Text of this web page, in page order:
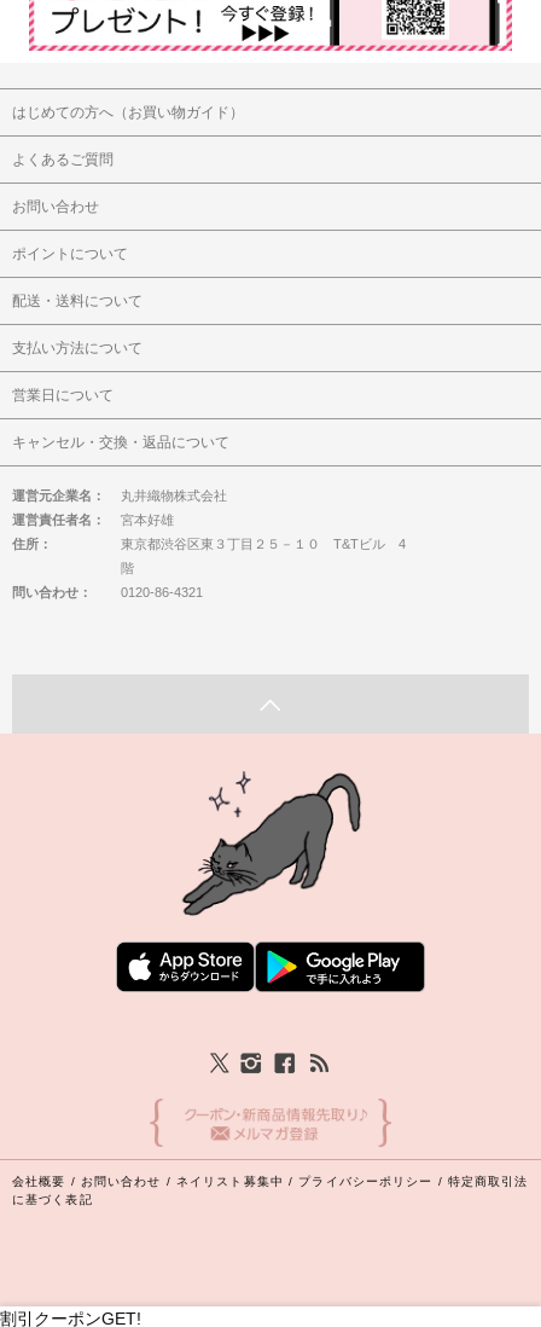
割引クーポンGET!
はじめての方へ（お買い物ガイド）
よくあるご質問
お問い合わせ
ポイントについて
配送・送料について
支払い方法について
営業日について
キャンセル・交換・返品について
運営元企業名：
丸井織物株式会社
運営責任者名：
宮本好雄
住所：
東京都渋谷区東３丁目２５－１０ T&Tビル 4
階
問い合わせ：
0120-86-4321
会社概要 / お問い合わせ / ネイリスト募集中 / プライバシーポリシー / 特定商取引法
に基づく表記